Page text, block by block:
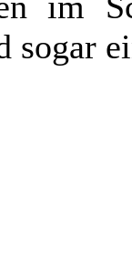
sogar